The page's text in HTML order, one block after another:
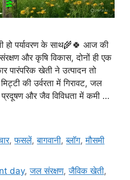
हो पर्यावरण के साथ🌾🍀 आज की
संरक्षण और कृषि विकास, दोनों ही एक
पारंपरिक खेती ने उत्पादन तो
की उर्वरता में गिरावट, जल
प्रदूषण और जैव विविधता में कमी …
,फसलें,बागवानी,ब्लॉग,मौसमी
day,जल संरक्षण,जैविक खेती,